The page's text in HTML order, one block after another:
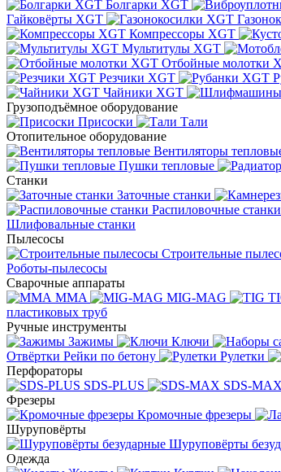
Болгарки XGT
Гайковёрты XGT
Компрессоры XGT
Мультитулы XGT
Отбойные молотки
Резчики XGT
Чайники XGT
Грузоподъёмное оборудование
Присоски
Тали
Отопительное оборудование
Вентиляторы
Пушки тепловые
Станки
Заточные станки
Распиловочные станки
Шлифовальные станки
Пылесосы
Строительные
Роботы-пылесосы
Сварочные аппараты
MMA
MIG-MAG
пластиковых труб
Ручные инструменты
Зажимы
Ключи
Отвёртки Рейки по бетону Рулетки
Перфораторы
SDS-PLUS
SDS-MAX
Фрезеры
Кромочные фрезеры
Шуруповёрты
Шуруповёрты
Одежда